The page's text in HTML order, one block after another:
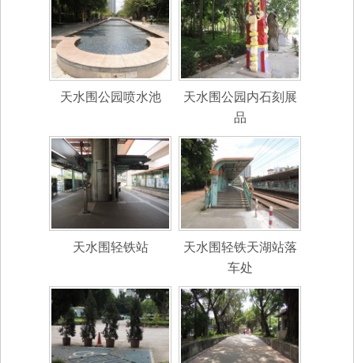
天水围公园喷水池
天水围公园内石刻展
品
天水围轻铁站
天水围轻铁天湖站落
车处